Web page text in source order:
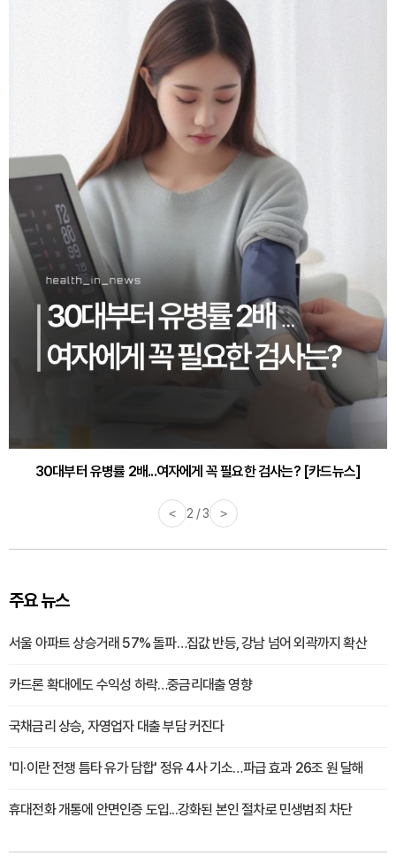
30대부터 유병률 2배...여자에게 꼭 필요한 검사는? [카드뉴스]
< 2 / 3 >
주요 뉴스
서울 아파트 상승거래 57% 돌파…집값 반등, 강남 넘어 외곽까지 확산
카드론 확대에도 수익성 하락…중금리대출 영향
국채금리 상승, 자영업자 대출 부담 커진다
'미·이란 전쟁 틈타 유가 담합' 정유 4사 기소…파급 효과 26조 원 달해
휴대전화 개통에 안면인증 도입...강화된 본인 절차로 민생범죄 차단